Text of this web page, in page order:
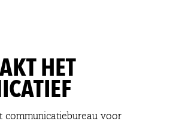
HET
communicatiebureau voor